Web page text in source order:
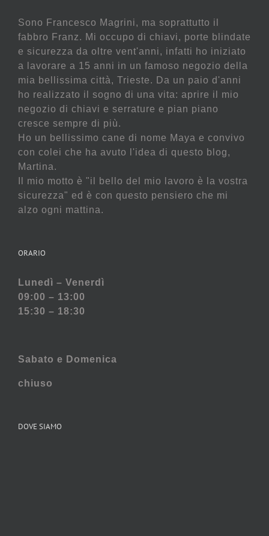
Sono Francesco Magrini, ma soprattutto il
fabbro Franz. Mi occupo di chiavi, porte blindate
e sicurezza da oltre vent'anni, infatti ho iniziato
a lavorare a 15 anni in un famoso negozio della
mia bellissima città, Trieste. Da un paio d'anni
ho realizzato il sogno di una vita: aprire il mio
negozio di chiavi e serrature e pian piano
cresce sempre di più.
Ho un bellissimo cane di nome Maya e convivo
con colei che ha avuto l'idea di questo blog,
Martina.
Il mio motto è "il bello del mio lavoro è la vostra
sicurezza" ed è con questo pensiero che mi
alzo ogni mattina.
ORARIO
Lunedì – Venerdì
09:00 – 13:00
15:30 – 18:30
Sabato e Domenica
chiuso
DOVE SIAMO